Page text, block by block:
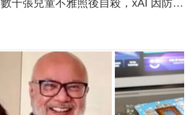
數千張兒童不雅照後自殺，xAI 因防護